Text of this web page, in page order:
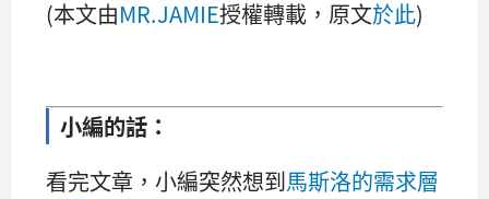
(本文由MR.JAMIE授權轉載，原文於此)
小編的話：
看完文章，小編突然想到馬斯洛的需求層